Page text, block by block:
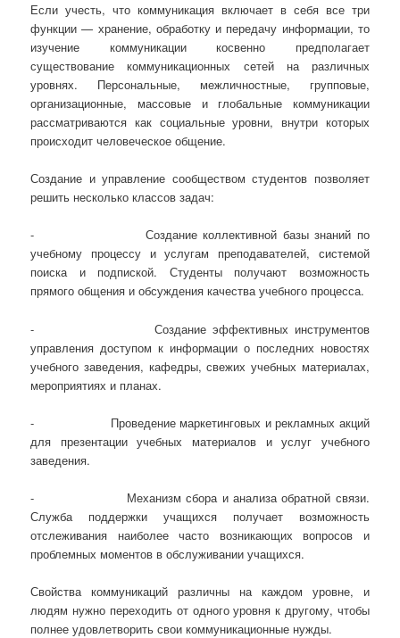
Если учесть, что коммуникация включает в себя все три
функции — хранение, обработку и передачу информации, то
изучение коммуникации косвенно предполагает
существование коммуникационных сетей на различных
уровнях. Персональные, межличностные, групповые,
организационные, массовые и глобальные коммуникации
рассматриваются как социальные уровни, внутри которых
происходит человеческое общение.
Создание и управление сообществом студентов позволяет
решить несколько классов задач:
- Создание коллективной базы знаний по
учебному процессу и услугам преподавателей, системой
поиска и подпиской. Студенты получают возможность
прямого общения и обсуждения качества учебного процесса.
- Создание эффективных инструментов
управления доступом к информации о последних новостях
учебного заведения, кафедры, свежих учебных материалах,
мероприятиях и планах.
- Проведение маркетинговых и рекламных акций
для презентации учебных материалов и услуг учебного
заведения.
- Механизм сбора и анализа обратной связи.
Служба поддержки учащихся получает возможность
отслеживания наиболее часто возникающих вопросов и
проблемных моментов в обслуживании учащихся.
Свойства коммуникаций различны на каждом уровне, и
людям нужно переходить от одного уровня к другому, чтобы
полнее удовлетворить свои коммуникационные нужды.